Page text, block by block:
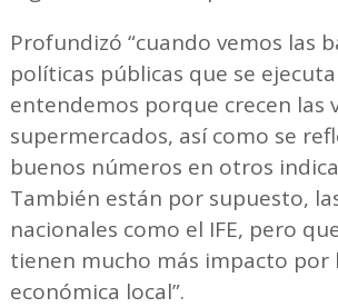
Profundizó “cuando vemos las
políticas públicas que se
entendemos porque crecen las
supermercados, así como se
buenos números en otros
También están por supuesto,
nacionales como el IFE, pero
tienen mucho más impacto por
económica local”.